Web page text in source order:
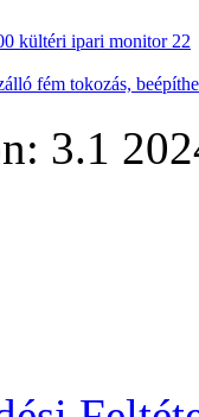
fém tokozás,
3.1